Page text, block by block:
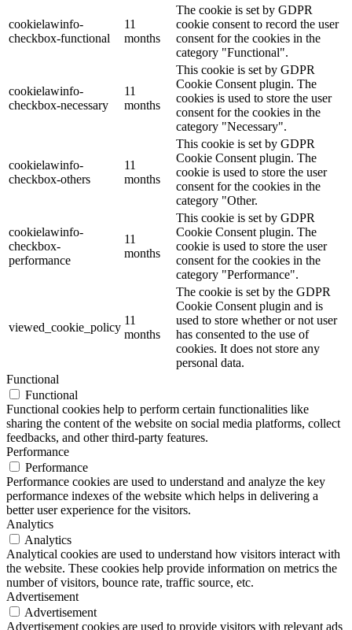
cookielawinfo-
checkbox-functional
11
months
The cookie is set by GDPR
cookie consent to record the user
consent for the cookies in the
category "Functional".
cookielawinfo-
checkbox-necessary
11
months
This cookie is set by GDPR
Cookie Consent plugin. The
cookies is used to store the user
consent for the cookies in the
category "Necessary".
cookielawinfo-
checkbox-others
11
months
This cookie is set by GDPR
Cookie Consent plugin. The
cookie is used to store the user
consent for the cookies in the
category "Other.
cookielawinfo-
checkbox-
performance
11
months
This cookie is set by GDPR
Cookie Consent plugin. The
cookie is used to store the user
consent for the cookies in the
category "Performance".
viewed_cookie_policy
11
months
The cookie is set by the GDPR
Cookie Consent plugin and is
used to store whether or not user
has consented to the use of
cookies. It does not store any
personal data.
Functional
Functional
Functional cookies help to perform certain functionalities like
sharing the content of the website on social media platforms, collect
feedbacks, and other third-party features.
Performance
Performance
Performance cookies are used to understand and analyze the key
performance indexes of the website which helps in delivering a
better user experience for the visitors.
Analytics
Analytics
Analytical cookies are used to understand how visitors interact with
the website. These cookies help provide information on metrics the
number of visitors, bounce rate, traffic source, etc.
Advertisement
Advertisement
Advertisement cookies are used to provide visitors with relevant ads